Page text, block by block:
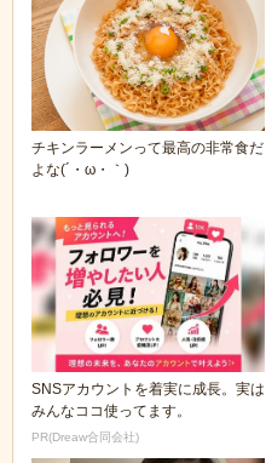
チキンラーメンって最高の非常食だ
よな(´・ω・｀)
SNSアカウントを着実に成長。実は
みんなココ使ってます。
PR(Dreaw合同会社)